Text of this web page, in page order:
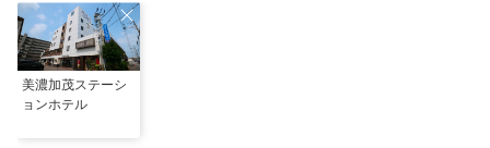
美濃加茂ステーシ
ョンホテル